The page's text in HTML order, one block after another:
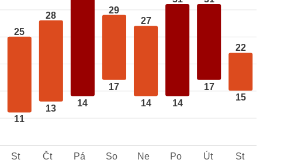
25
11
28
13
14
29
17
27
14 14
17
22
15
St Čt Pá So Ne Po Út St